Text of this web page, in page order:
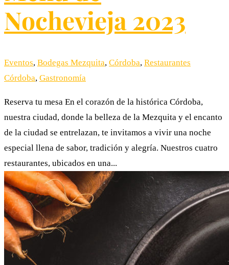
Nochevieja 2023
Eventos, Bodegas Mezquita, Córdoba, Restaurantes
Córdoba, Gastronomía
Reserva tu mesa En el corazón de la histórica Córdoba,
nuestra ciudad, donde la belleza de la Mezquita y el encanto
de la ciudad se entrelazan, te invitamos a vivir una noche
especial llena de sabor, tradición y alegría. Nuestros cuatro
restaurantes, ubicados en una...